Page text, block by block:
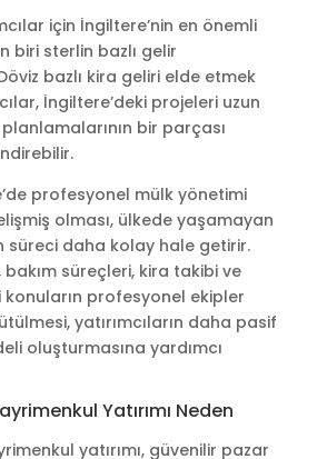
için İngiltere’nin en önemli
biri sterlin bazlı gelir
bazlı kira geliri elde etmek
İngiltere’deki projeleri uzun
bir parçası
profesyonel mülk yönetimi
olması, ülkede yaşamayan
süreci daha kolay hale getirir.
bakım süreçleri, kira takibi ve
profesyonel ekipler
yatırımcıların daha pasif
oluşturmasına yardımcı
Yatırımı Neden
yatırımı, güvenilir pazar